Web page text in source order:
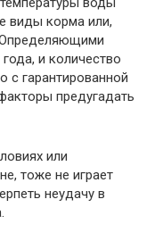
виды корма или,
и количество
с гарантированной
предугадать
или
тоже не играет
неудачу в